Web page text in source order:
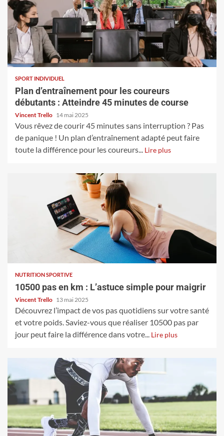
SPORT INDIVIDUEL
Plan d’entraînement pour les coureurs
débutants : Atteindre 45 minutes de course
Vincent Trello 14 mai 2025
Vous rêvez de courir 45 minutes sans interruption ? Pas
de panique ! Un plan d’entraînement adapté peut faire
toute la différence pour les coureurs... Lire plus
NUTRITION SPORTIVE
10500 pas en km : L’astuce simple pour maigrir
Vincent Trello 13 mai 2025
Découvrez l’impact de vos pas quotidiens sur votre santé
et votre poids. Saviez-vous que réaliser 10500 pas par
jour peut faire la différence dans votre... Lire plus